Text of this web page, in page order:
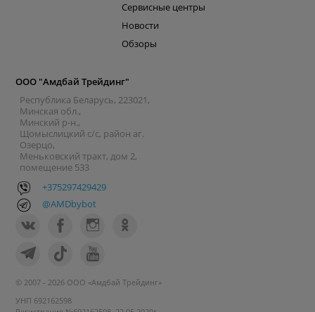
Сервисные центры
Новости
Обзоры
ООО "Амдбай Трейдинг"
Республика Беларусь, 223021,
Минская обл.,
Минский р-н.,
Щомыслицкий с/с, район аг.
Озерцо,
Меньковский тракт, дом 2,
помещение 533
+375297429429
@AMDbybot
© 2007 - 2026 ООО «Амдбай Трейдинг»
УНП 692162598